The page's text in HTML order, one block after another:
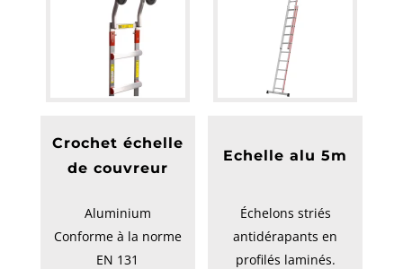
Crochet échelle
de couvreur
Aluminium
Conforme à la norme
EN 131
Echelle alu 5m
Échelons striés
antidérapants en
profilés laminés.